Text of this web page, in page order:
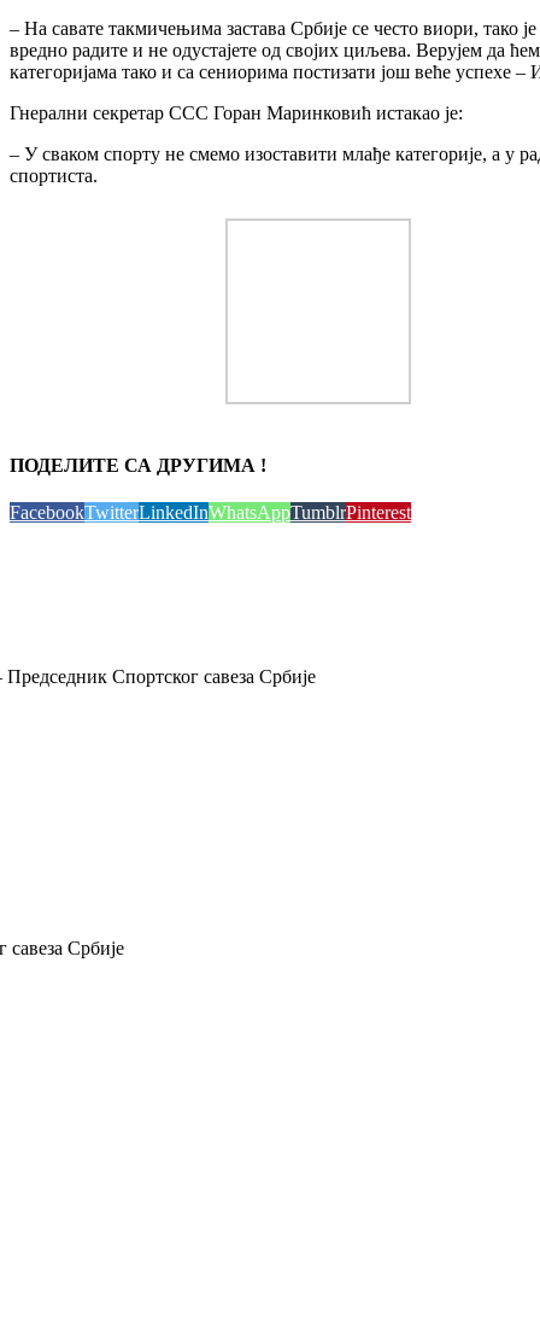
– На савате такмичењима застава Србије се често виори, тако
вредно радите и не одустајете од својих циљева. Верујем да
категоријама тако и са сениорима постизати још веће успехе –
Гнерални секретар ССС Горан Маринковић истакао је:
– У сваком спорту не смемо изоставити млађе категорије, а у
спортиста.
ПОДЕЛИТЕ СА ДРУГИМА !
FacebookTwitterLinkedInWhatsAppTumblrPinterest
Спортског савеза Србије
савеза Србије